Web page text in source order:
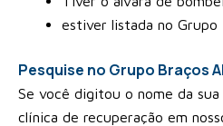
estiver listada no Grupo
Pesquise no Grupo Braços
Se você digitou o nome da
clínica de recuperação em